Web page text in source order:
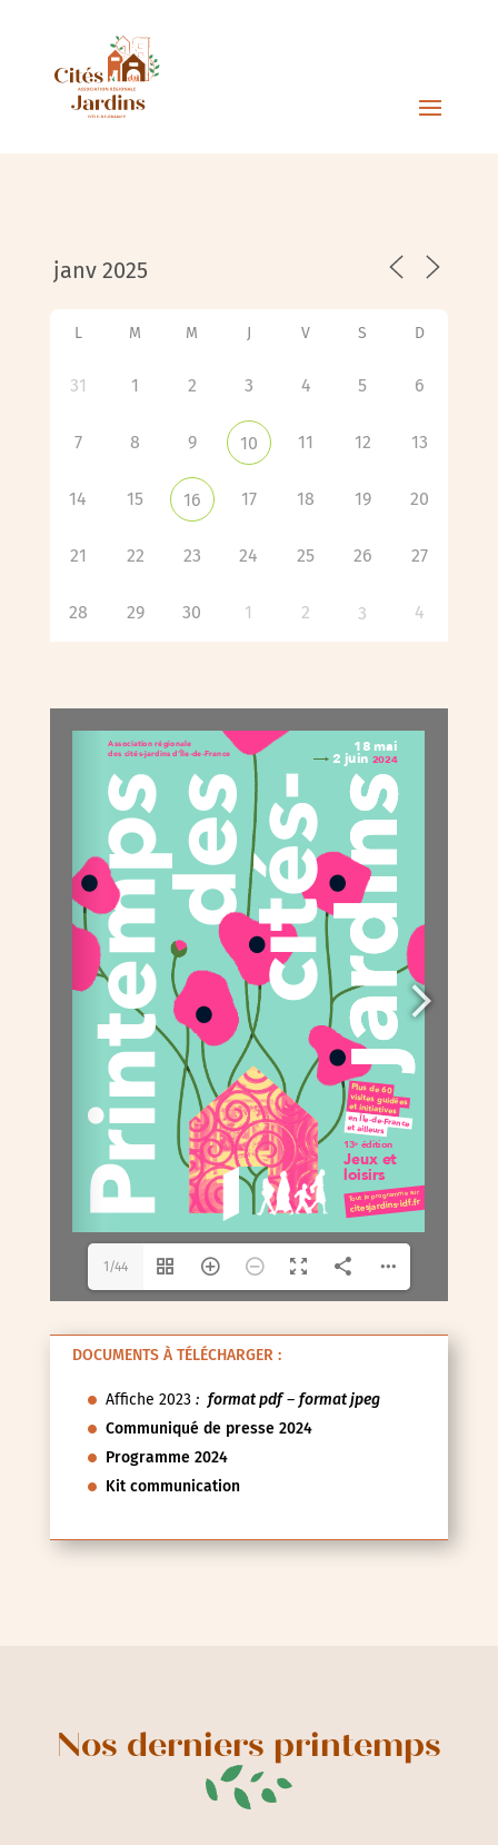
L M M J V S D
31 1 2 3 4 5 6
7 8 9 10 11 12 13
14 15 16 17 18 19 20
21 22 23 24 25 26 27
28 29 30 1 2 3 4
1/44
DOCUMENTS À TÉLÉCHARGER :
Affiche 2023: format pdf– format jpeg
Communiqué de presse 2024
Programme 2024
Kit communication
Nos derniers printemps